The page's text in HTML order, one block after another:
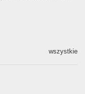
wszystkie